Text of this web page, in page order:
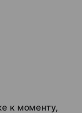
к моменту,